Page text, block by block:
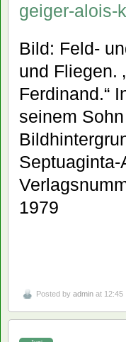
geiger-alois-
Bild: Feld-
und Fliegen.
Ferdinand.“
seinem
1979
Posted by admin at 12:45